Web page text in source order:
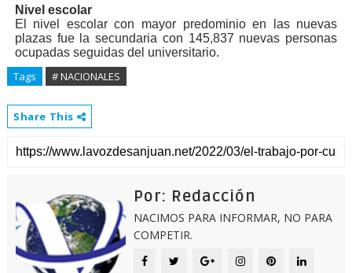
Nivel escolar
El nivel escolar con mayor predominio en las nuevas
plazas fue la secundaria con 145,837 nuevas personas
ocupadas seguidas del universitario.
Tags # NACIONALES
Share This
Por: Redacción
NACIMOS PARA INFORMAR, NO PARA
COMPETIR.